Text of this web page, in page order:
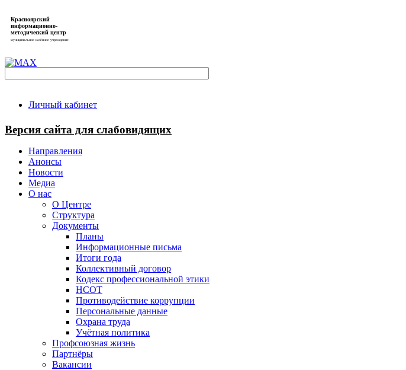
Красноярский
информационно-
методический центр
муниципальное казённое учреждение
Личный кабинет
Версия сайта для слабовидящих
Направления
Анонсы
Новости
Медиа
О нас
О Центре
Структура
Документы
Планы
Информационные письма
Итоги года
Коллективный договор
Кодекс профессиональной этики
НСОТ
Противодействие коррупции
Персональные данные
Охрана труда
Учётная политика
Профсоюзная жизнь
Партнёры
Вакансии